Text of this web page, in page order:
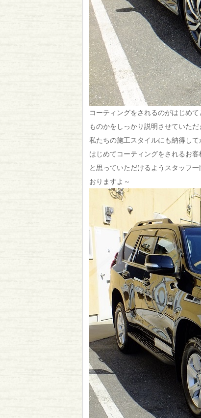
コーティングをされるのがはじめ
ものかをしっかり説明させていただ
私たちの施工スタイルにも納得して
はじめてコーティングをされるお
と思っていただけるようスタッフ
おりますよ～